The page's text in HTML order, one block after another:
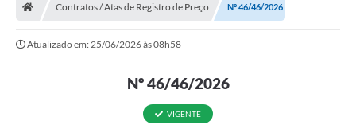
Contratos / Atas de Registro de Preço Nº 46/46/2026
Atualizado em: 25/06/2026 às 08h58
Nº 46/46/2026
VIGENTE